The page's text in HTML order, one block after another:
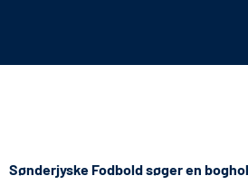
Sønderjyske Fodbold søger en